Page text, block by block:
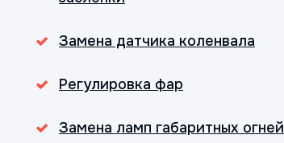
Замена датчика коленвала
Регулировка фар
Замена ламп габаритных огней